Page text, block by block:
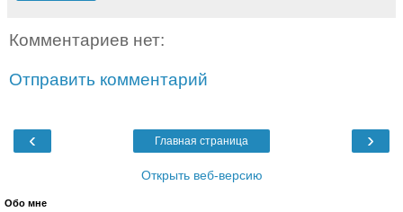
Комментариев нет:
Отправить комментарий
‹ ›
Главная страница
Открыть веб-версию
Обо мне